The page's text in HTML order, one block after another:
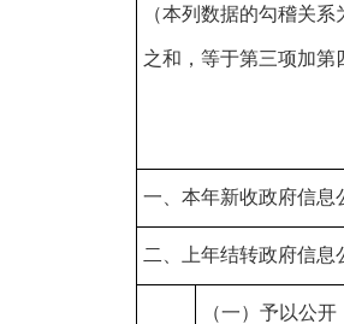
（本列数据的勾稽关
之和，等于第三项加第
一、本年新收政府信息
二、上年结转政府信息
（一）予以公开